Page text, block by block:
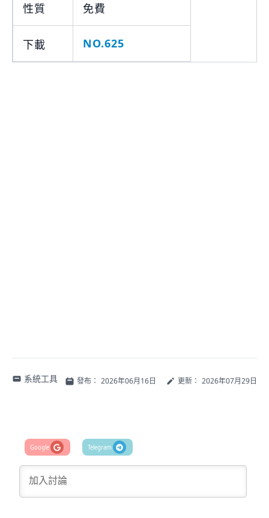
性質 免費
下載 NO.625
系統工具 發布： 2026年06月16日 更新： 2026年07月29日